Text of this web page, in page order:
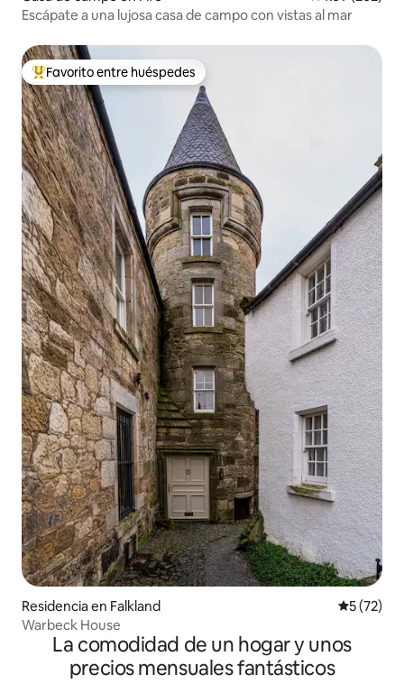
Escápate a una lujosa casa de campo con vistas al mar
De los mejores en Favorito entre huéspedes
Favorito entre huéspedes
Residencia en Falkland
5 (72)
Warbeck House
La comodidad de un hogar y unos
precios mensuales fantásticos